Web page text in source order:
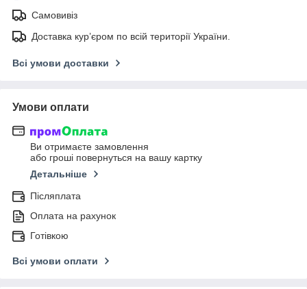
Самовивіз
Доставка кур’єром по всій території України.
Всі умови доставки
Умови оплати
Ви отримаєте замовлення
або гроші повернуться на вашу картку
Детальніше
Післяплата
Оплата на рахунок
Готівкою
Всі умови оплати